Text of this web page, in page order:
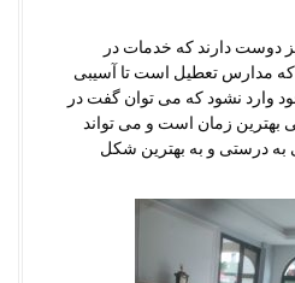
دوست دارند که خدمات در
که مدارس تعطیل است تا آسیبی
وارد نشود که می توان گفت در
زمان است و می تواند
درستی و به بهترین شکل